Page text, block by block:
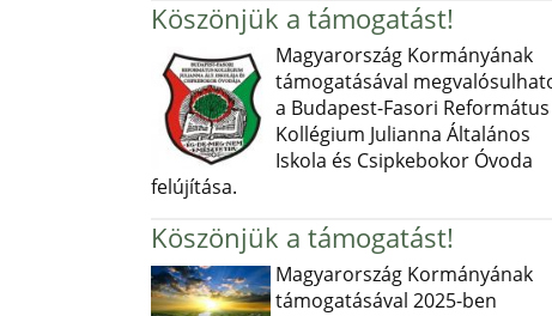
Köszönjük a támogatást!
Magyarország Kormányának
támogatásával
a Budapest-Fasori Református
Kollégium Julianna Általános
Iskola és Csipkebokor Óvoda
felújítása.
Köszönjük a támogatást!
Magyarország Kormányának
támogatásával 2025-ben